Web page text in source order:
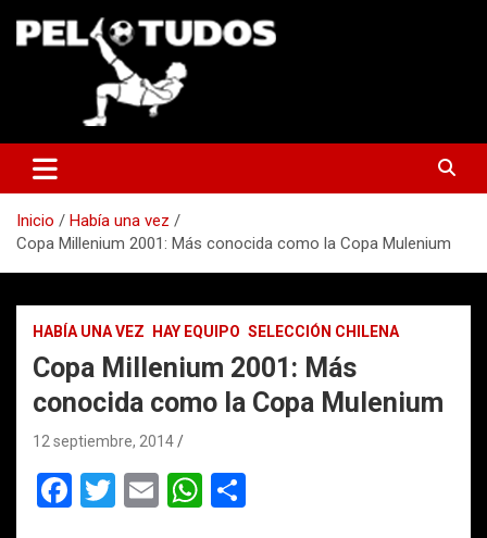
Inicio
Había una vez
Copa Millenium 2001: Más conocida como la Copa Mulenium
HABÍA UNA VEZ HAY EQUIPO SELECCIÓN CHILENA
Copa Millenium 2001: Más
conocida como la Copa Mulenium
12 septiembre, 2014
F
T
E
W